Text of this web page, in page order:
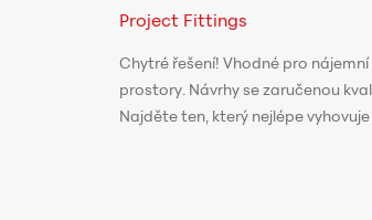
Project Fittings
Chytré řešení! Vhodné pro
prostory. Návrhy se zaručenou
Najděte ten, který nejlépe